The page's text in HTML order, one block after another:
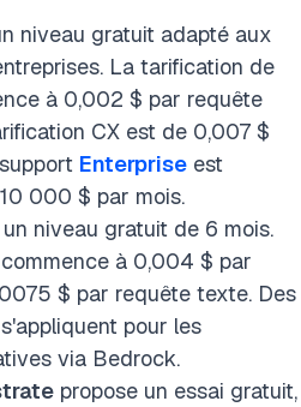
niveau gratuit adapté aux
La tarification de
à 0,002 $ par requête
CX est de 0,007 $
Enterprise est
000 $ par mois.
niveau gratuit de 6 mois.
à 0,004 $ par
$ par requête texte. Des
pour les
via Bedrock.
propose un essai gratuit,